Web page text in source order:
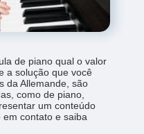
de piano qual o valor
a solução que você
da Allemande, são
como de piano,
um conteúdo
contato e saiba